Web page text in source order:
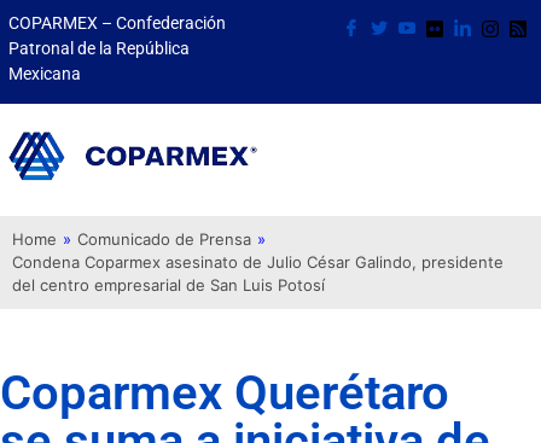
COPARMEX – Confederación
Patronal de la República
Mexicana
Home » Comunicado de Prensa »
Condena Coparmex asesinato de Julio César Galindo, presidente
del centro empresarial de San Luis Potosí
Coparmex Querétaro